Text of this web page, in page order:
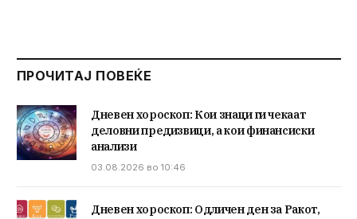
ПРОЧИТАЈ ПОВЕЌЕ
Дневен хороскоп: Кои знаци ги чекаат
деловни предизвици, а кои финансиски
анализи
03.08.2026 во 10:46
Дневен хороскоп: Одличен ден за Ракот,